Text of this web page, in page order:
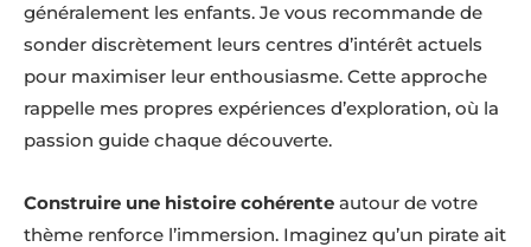
généralement les enfants. Je vous recommande de
sonder discrètement leurs centres d’intérêt actuels
pour maximiser leur enthousiasme. Cette approche
rappelle mes propres expériences d’exploration, où la
passion guide chaque découverte.
Construire une histoire cohérente autour de votre
thème renforce l’immersion. Imaginez qu’un pirate ait